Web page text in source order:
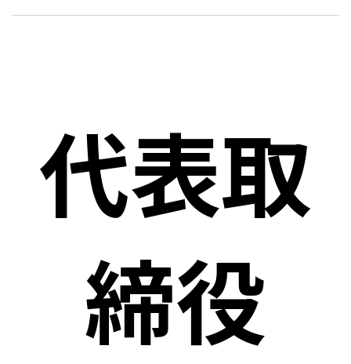
代表取
締役